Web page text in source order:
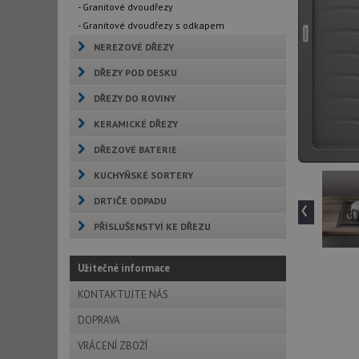
- Granitové dvoudřezy
- Granitové dvoudřezy s odkapem
NEREZOVÉ DŘEZY
DŘEZY POD DESKU
DŘEZY DO ROVINY
KERAMICKÉ DŘEZY
DŘEZOVÉ BATERIE
KUCHYŇSKÉ SORTERY
DRTIČE ODPADU
PŘÍSLUŠENSTVÍ KE DŘEZU
Užitečné informace
KONTAKTUJTE NÁS
DOPRAVA
VRÁCENÍ ZBOŽÍ
‹